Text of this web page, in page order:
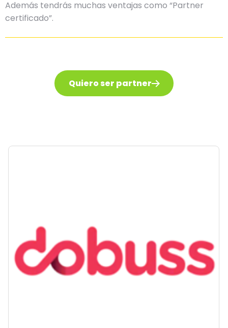
Además tendrás muchas ventajas como “Partner
certificado”.
Quiero ser partner